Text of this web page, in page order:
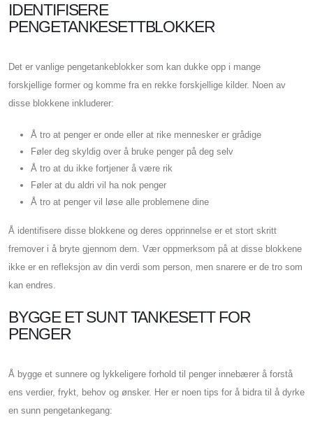
IDENTIFISERE
PENGETANKESETTBLOKKER
Det er vanlige pengetankeblokker som kan dukke opp i mange
forskjellige former og komme fra en rekke forskjellige kilder. Noen av
disse blokkene inkluderer:
Å tro at penger er onde eller at rike mennesker er grådige
Føler deg skyldig over å bruke penger på deg selv
Å tro at du ikke fortjener å være rik
Føler at du aldri vil ha nok penger
Å tro at penger vil løse alle problemene dine
Å identifisere disse blokkene og deres opprinnelse er et stort skritt
fremover i å bryte gjennom dem. Vær oppmerksom på at disse blokkene
ikke er en refleksjon av din verdi som person, men snarere er de tro som
kan endres.
BYGGE ET SUNT TANKESETT FOR
PENGER
Å bygge et sunnere og lykkeligere forhold til penger innebærer å forstå
ens verdier, frykt, behov og ønsker. Her er noen tips for å bidra til å dyrke
en sunn pengetankegang: